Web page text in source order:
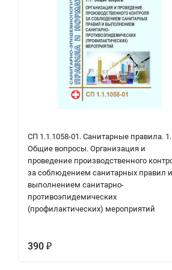
СП 1.1.1058-01. Санитарные правила.
Общие вопросы. Организация и
проведение производственного
за соблюдением санитарных правил и
выполнением санитарно-
противоэпидемических
(профилактических) мероприятий
390 ₽